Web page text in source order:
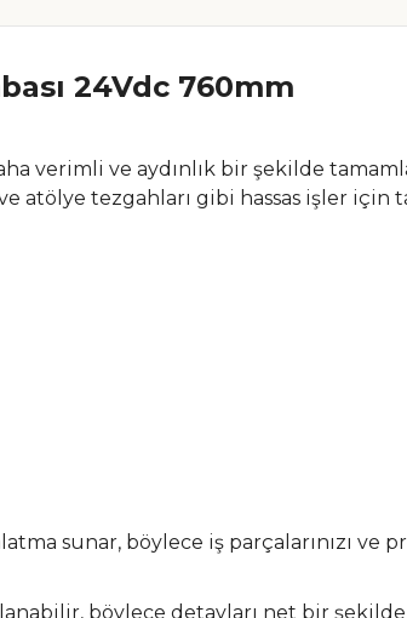
24Vdc 760mm
verimli ve aydınlık bir şekilde
tezgahları gibi hassas işler için
sunar, böylece iş parçalarınızı ve
böylece detayları net bir şekilde